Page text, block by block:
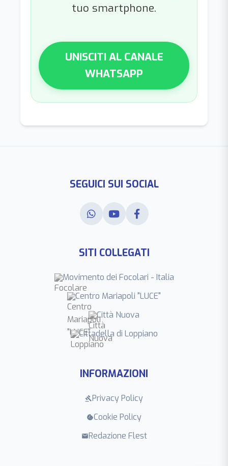
tuo smartphone.
UNISCITI AL CANALE
WHATSAPP
SEGUICI SUI SOCIAL
SITI COLLEGATI
Movimento dei Focolari - Italia
Centro Mariapoli "LUCE"
Città Nuova
Cittadella di Loppiano
INFORMAZIONI
gavelPrivacy Policy
cookieCookie Policy
mailRedazione Flest